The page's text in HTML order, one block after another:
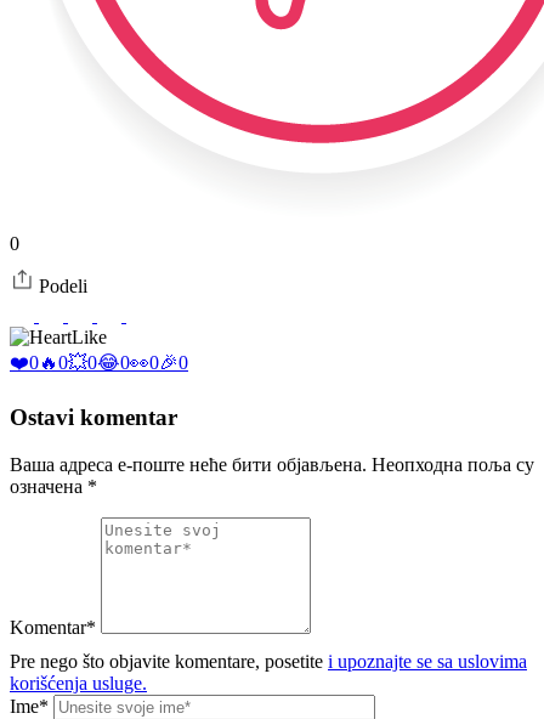
0
Podeli
Like
❤️0🔥0💥0😂0👀0🎉0
Ostavi komentar
Ваша адреса е-поште неће бити објављена. Неопходна поља су
означена *
Komentar*
Pre nego što objavite komentare, posetite i upoznajte se sa uslovima
korišćenja usluge.
Ime*